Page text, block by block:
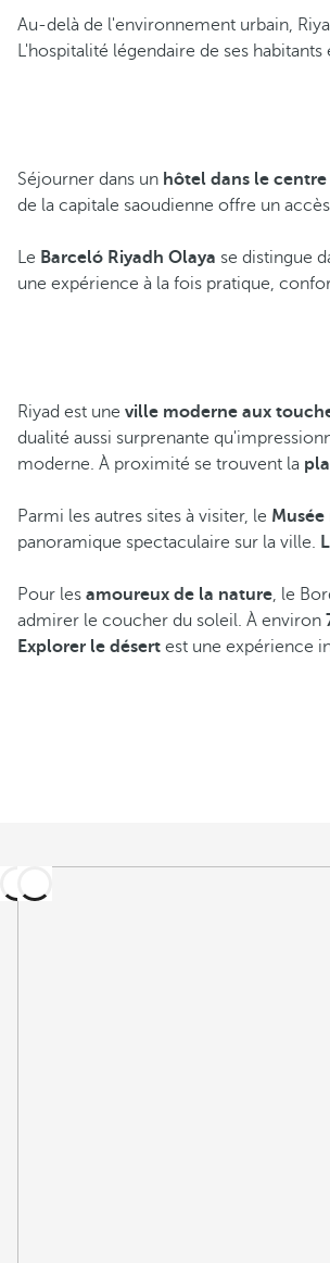
Au-delà de l'environnement urbain,
L'hospitalité légendaire de ses
Séjourner dans un hôtel dans le centre
de la capitale saoudienne offre un
Le Barceló Riyadh Olaya se distingue
une expérience à la fois pratique,
Riyad est une ville moderne aux
dualité aussi surprenante
moderne. À proximité se trouvent la
Parmi les autres sites à visiter, le
panoramique spectaculaire sur la ville.
Pour les amoureux de la nature, le
admirer le coucher du soleil. À environ
Explorer le désert est une expérience